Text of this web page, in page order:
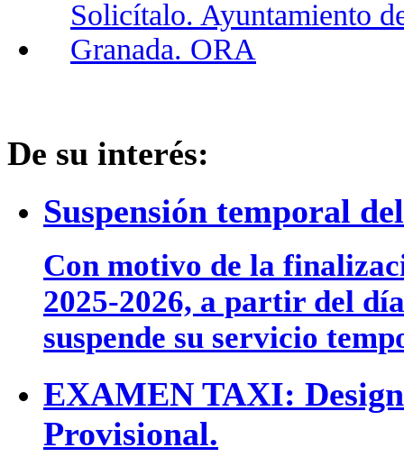
De su interés:
Suspensión temporal
Con motivo de la
2025-2026, a partir del
suspende su servicio
EXAMEN TAXI:
Provisional.